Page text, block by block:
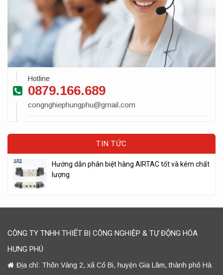
Hotline
0879.166.689
congnghiephungphu@gmail.com
TIN TỨC
Hướng dẫn phân biệt hàng AIRTAC tốt và kém chất
lượng
CÔNG TY TNHH THIẾT BỊ CÔNG NGHIỆP & TỰ ĐỘNG HÓA
HƯNG PHÚ
Địa chỉ: Thôn Vàng 2, xã Cổ Bi, huyện Gia Lâm, thành phố Hà